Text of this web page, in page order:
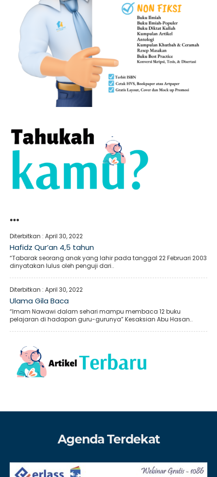
…
Diterbitkan : April 30, 2022
Hafidz Qur’an 4,5 tahun
“Tabarak seorang anak yang lahir pada tanggal 22 Februari 2003
dinyatakan lulus oleh penguji dari..
Diterbitkan : April 30, 2022
Ulama Gila Baca
“Imam Nawawi dalam sehari mampu membaca 12 buku
pelajaran di hadapan guru-gurunya” Kesaksian Abu Hasan..
Agenda Terdekat